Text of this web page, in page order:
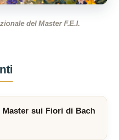
del Master F.E.I.
Master sui Fiori di Bach